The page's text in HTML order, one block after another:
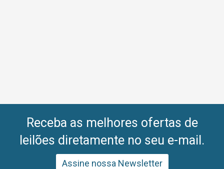
Receba as melhores ofertas de
leilões diretamente no seu e-mail.
Assine nossa Newsletter